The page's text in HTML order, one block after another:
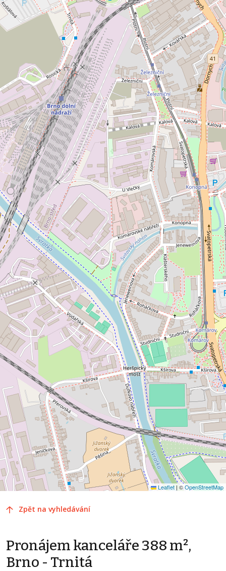
Leaflet | ©OpenStreetMap
Zpět na vyhledávání
Pronájem kanceláře 388 m²,
Brno - Trnitá